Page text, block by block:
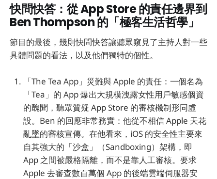
快問快答：從 App Store 的責任邊界到
Ben Thompson 的「極客生活哲學」
節目的最後，幾則快問快答讓聽眾窺見了主持人對一些
具體問題的看法，以及他們獨特的個性。
「The Tea App」災難與 Apple 的責任：一個名為
「Tea」的 App 爆出大規模洩露女性用戶敏感個資
的醜聞，聽眾質疑 App Store 的審核機制形同虛
設。Ben 的回應非常務實：他從不相信 Apple 天花
亂墜的審核宣傳。在他看來，iOS 的安全性主要來
自其強大的「沙盒」（Sandboxing）架構，即
App 之間被嚴格隔離，而不是靠人工審核。要求
Apple 去審查數百萬個 App 的後端雲端伺服器安